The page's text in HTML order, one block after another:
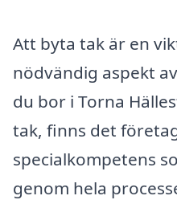
Att byta tak är en
nödvändig aspekt
du bor i Torna
tak, finns det
specialkompetens
genom hela